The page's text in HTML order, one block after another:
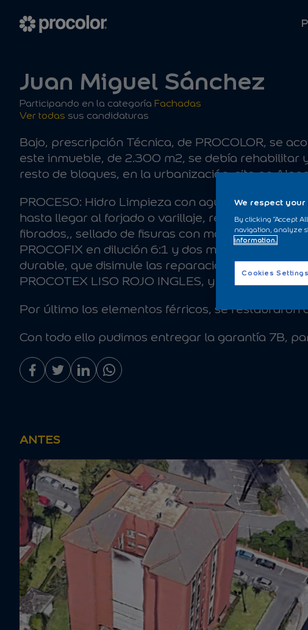
Juan Miguel Sánchez
Participando en la categoría Fachadas
Ver todas sus candidaturas
Bajo, prescripción Técnica, de PROCOLOR, se
este inmueble, de 2.300 m2, se debía rehabilitar
resto de bloques, en la urbanización, sita en
PROCESO: Hidro Limpieza con agua a presión,
hasta llegar al forjado o varillaje, restauración de
fibrados,, sellado de fisuras con masillas
PROCOFIX en dilución 6:1 y dos manos en
durable, que disimule las reparaciones tras
PROCOTEX LISO ROJO INGLES, y PROCOTES
Por último los elementos férricos, se restauraron
Con todo ello pudimos entregar la garantía 7B,
ANTES
We respect your
By clicking “Accept
navigation, analyze
information.
Cookies Settings